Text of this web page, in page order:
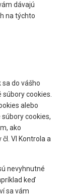
dávajú
na týchto
do vášho
cookies.
alebo
cookies,
ako
VI Kontrola a
nevyhnutné
keď
sa vám